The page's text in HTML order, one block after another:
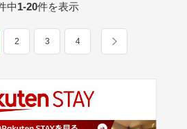
中1-20件を表示
2 3 4